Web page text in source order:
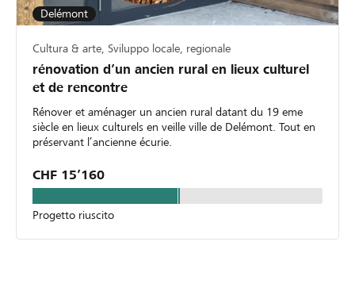
Delémont
Cultura & arte, Sviluppo locale, regionale
rénovation d’un ancien rural en lieux culturel
et de rencontre
Rénover et aménager un ancien rural datant du 19 eme
siècle en lieux culturels en veille ville de Delémont. Tout en
préservant l’ancienne écurie.
CHF 15’160
Progetto riuscito